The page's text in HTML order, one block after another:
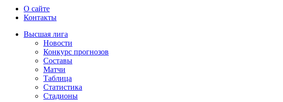
О сайте
Контакты
Высшая лига
Новости
Конкурс прогнозов
Составы
Матчи
Таблица
Статистика
Стадионы